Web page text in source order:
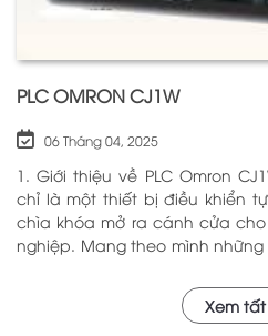
PLC OMRON CJ1W
06 Tháng 04, 2025
1. Giới thiệu về PLC Omron CJ1W PLC Omron CJ1W
chỉ là một thiết bị điều khiển
chìa khóa mở ra cánh cửa
nghiệp. Mang theo mình
mình qua nhiều năm phục
nhau. Với khả năng hoạtXem